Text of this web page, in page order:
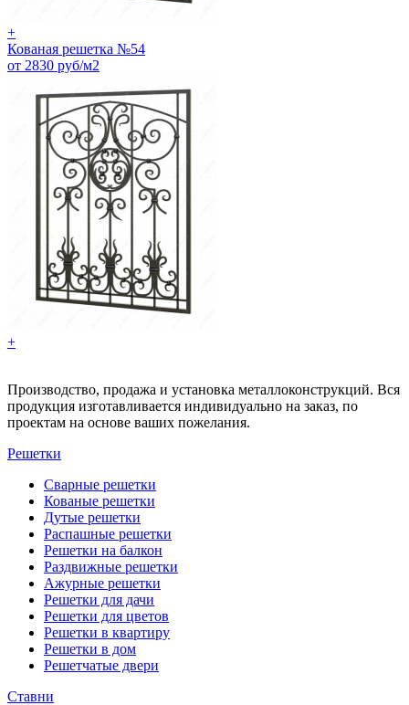
+
Кованая решетка №54
от 2830 руб/м2
+
Производство, продажа и установка металлоконструкций. Вся
продукция изготавливается индивидуально на заказ, по
проектам на основе ваших пожелания.
Решетки
Сварные решетки
Кованые решетки
Дутые решетки
Распашные решетки
Решетки на балкон
Раздвижные решетки
Ажурные решетки
Решетки для дачи
Решетки для цветов
Решетки в квартиру
Решетки в дом
Решетчатые двери
Ставни